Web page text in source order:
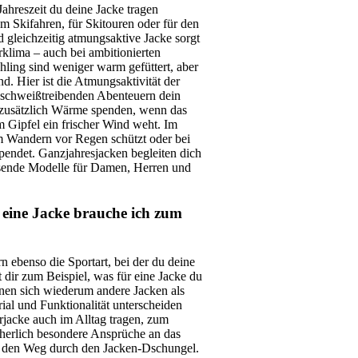
du deine Jacke tragen
Skifahren, für Skitouren oder für den
atmungsaktive Jacke sorgt
– auch bei ambitionierten
sind weniger warm gefüttert, aber
Hier ist die Atmungsaktivität der
Abenteuern dein
Wärme spenden, wenn das
Gipfel ein frischer Wind weht. Im
Wandern vor Regen schützt oder bei
Ganzjahresjacken begleiten dich
Modelle für Damen, Herren und
Jacke brauche ich zum
ebenso die Sportart, bei der du deine
dir zum Beispiel, was für eine Jacke du
sich wiederum andere Jacken als
und Funktionalität unterscheiden
auch im Alltag tragen, zum
besondere Ansprüche an das
Weg durch den Jacken-Dschungel.